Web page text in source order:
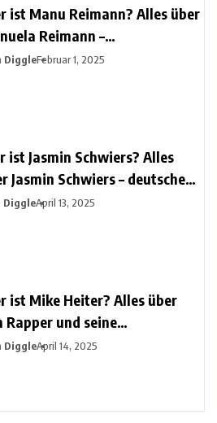
ist Manu Reimann? Alles über
Reimann –
& Ehefrau von
DiggleFebruar 1, 2025
ist Jasmin Schwiers? Alles
Jasmin Schwiers – deutsche
TV-Star &
DiggleApril 13, 2025
ist Mike Heiter? Alles über
Rapper und seine
Musikkarriere
DiggleApril 14, 2025